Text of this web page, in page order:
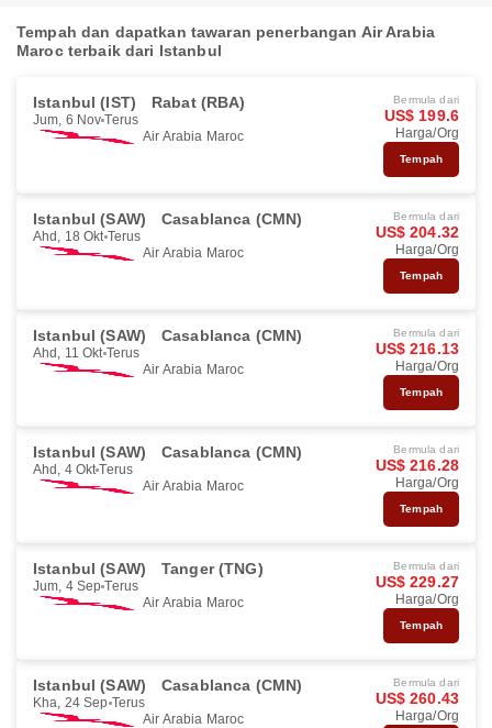
Tempah dan dapatkan tawaran penerbangan Air Arabia
Maroc terbaik dari Istanbul
Istanbul (IST) Rabat (RBA)
Jum, 6 Nov Terus
Air Arabia Maroc
Bermula dari
US$ 199.6
Harga/Org
Tempah
Istanbul (SAW) Casablanca (CMN)
Ahd, 18 Okt Terus
Air Arabia Maroc
Bermula dari
US$ 204.32
Harga/Org
Tempah
Istanbul (SAW) Casablanca (CMN)
Ahd, 11 Okt Terus
Air Arabia Maroc
Bermula dari
US$ 216.13
Harga/Org
Tempah
Istanbul (SAW) Casablanca (CMN)
Ahd, 4 Okt Terus
Air Arabia Maroc
Bermula dari
US$ 216.28
Harga/Org
Tempah
Istanbul (SAW) Tanger (TNG)
Jum, 4 Sep Terus
Air Arabia Maroc
Bermula dari
US$ 229.27
Harga/Org
Tempah
Istanbul (SAW) Casablanca (CMN)
Kha, 24 Sep Terus
Air Arabia Maroc
Bermula dari
US$ 260.43
Harga/Org